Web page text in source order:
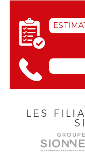
LES